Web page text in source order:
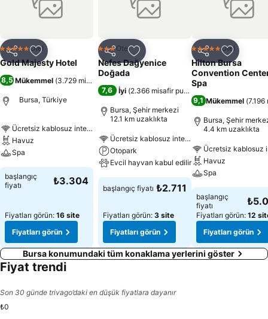
bulunmaktadır. Otelde rahatlamak ve yorgunluğu gidermek için
duşlu banyo mevcuttur. Odaların içerisinde havalandırmayı sağlayan
ve kablolu tv kanallarına sahip televizyon gibi donanımlar
müşterilerin kullanımına sunulmaktadır.
Paylaş Favorilerime ekle
5 Yıldız Otel
Gold Majesty Hotel
8,5 Mükemmel (3.729 misafir puanı
Bursa, Türkiye
Ücretsiz kablosuz internet
Havuz
Spa
başlangıç
fiyatı
₺3.304
Fiyatları görün: 16 site
Fiyatları görün
Paylaş Favorilerime ekle
3 YıldızOtel
Nefes Dağyenice
Doğada
7,6 İyi (2.366 misafir puanı
Bursa, Şehir merkezi
12.1 km uzaklıkta
Ücretsiz kablosuz internet
Otopark
Evcil hayvan kabul edilir
başlangıç fiyatı ₺2.711
Fiyatları görün: 3 site
Fiyatları görün
Paylaş
5 Yıldız Otel
Hilton Bursa
Convention
Spa
9,1 Mükemmel (7.196
Bursa, Şehir
4.4 km uzaklıkta
Ücretsiz kablosuz
Havuz
Spa
başlangıç
fiyatı
Fiyatları görün: 12
Fiyatları görün
Bursa konumundaki tüm konaklama yerlerini göster
Fiyat trendi
Son 30 günde trivago’daki en düşük fiyatlara dayanır
₺0